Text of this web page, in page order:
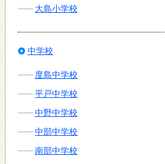
大島小学校
中学校
度島中学校
平戸中学校
中野中学校
中部中学校
南部中学校